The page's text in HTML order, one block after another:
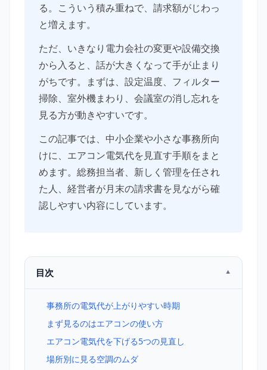
る。こういう積み重ねで、請求額がじわっ
と増えます。
ただ、いきなり電力会社の変更や設備交換
から入ると、話が大きくなって手が止まり
がちです。まずは、設定温度、フィルター
掃除、室外機まわり、会議室の消し忘れを
見る方が動きやすいです。
この記事では、中小企業や小さな事務所向
けに、エアコン電気代を見直す手順をまと
めます。総務担当者、新しく管理を任され
た人、経営者が月末の請求書を見ながら確
認しやすい内容にしています。
目次
事務所の電気代が上がりやすい時期
まず見るのはエアコンの使い方
エアコン電気代を下げる5つの見直し
場所別に見る空調のムダ